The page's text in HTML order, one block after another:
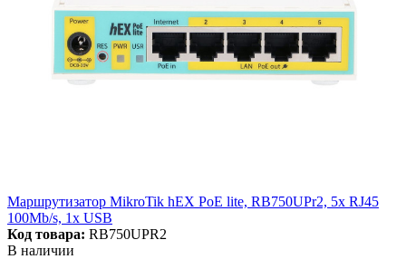
Маршрутизатор MikroTik hEX PoE lite, RB750UPr2, 5x RJ45
100Mb/s, 1x USB
Код товара: RB750UPR2
В наличии